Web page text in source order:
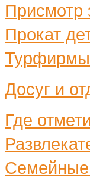
Присмотр
Прокат
Турфирмы
Досуг и
Где